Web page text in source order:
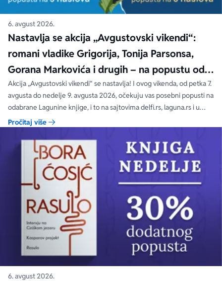
6. avgust 2026.
Nastavlja se akcija „Avgustovski vikendi“:
romani vladike Grigorija, Tonija Parsonsa,
Gorana Markovića i drugih – na popustu od
čak 40, 50 i 60%
Akcija „Avgustovski vikendi“ se nastavlja! I ovog vikenda, od petka 7.
avgusta do nedelje 9. avgusta 2026, očekuju vas posebni popusti na
odabrane Lagunine knjige, i to na sajtovima delfi.rs, laguna.rs i u
svim Delfi knjižarama.
Pročitaj više
6. avgust 2026.